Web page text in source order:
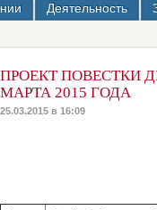
Деятельность
ПРОЕКТ ПОВЕСТКИ
МАРТА 2015 ГОДА
25.03.2015 в 16:09